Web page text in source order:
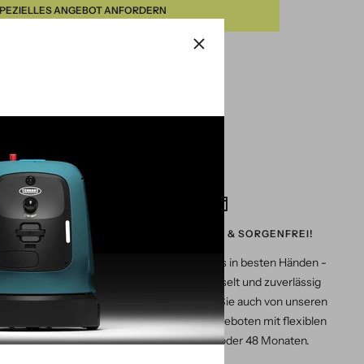
ANGEBOT ANFORDERN
live an
bei
ZAHLUNG? SICHER & SORGENFREI!
Ihre Daten sind bei uns in besten Händen -
geschützt, verschlüsselt und zuverlässig
verwaltet. Profitieren Sie auch von unseren
attraktiven Leasingangeboten mit flexiblen
Laufzeiten von 36 oder 48 Monaten.